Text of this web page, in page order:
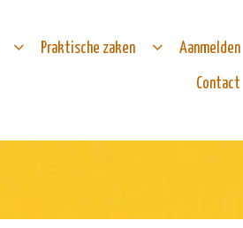
Praktische zaken Aanmelden
Contact